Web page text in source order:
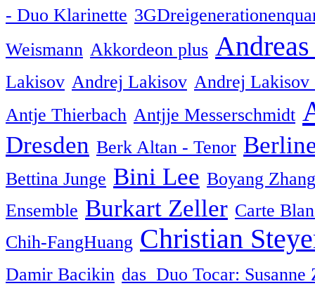
- Duo Klarinette
Weismann Akkordeon plus
Lakisov Andrej Lakisov Andrej Lakisov
Antje Thierbach Antjje Messerschmidt
Dresden Berk Altan - Tenor
Bettina Junge Bini Lee Boyang
Ensemble Burkart Zeller Carte
Chih-FangHuang Christian
Damir Bacikin das Duo Tocar: